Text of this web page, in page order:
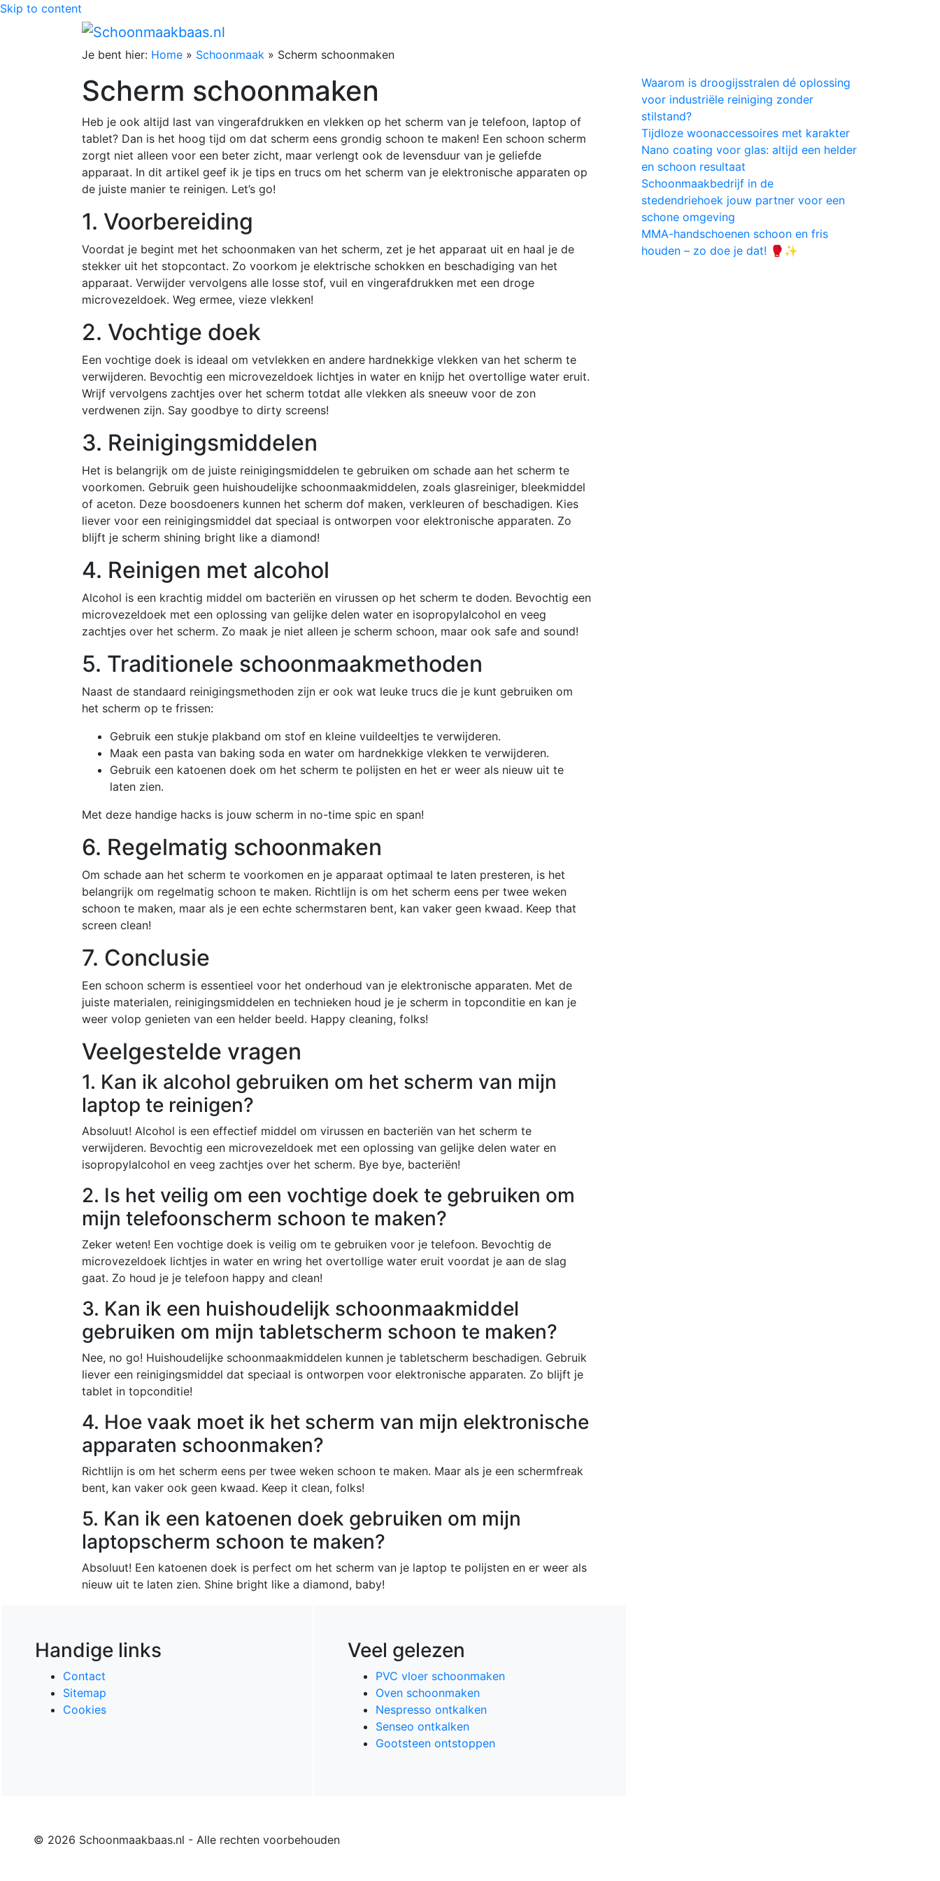
Skip to content
Je bent hier: Home » Schoonmaak » Scherm schoonmaken
Scherm schoonmaken
Heb je ook altijd last van vingerafdrukken en vlekken op het scherm van je telefoon, laptop of
tablet? Dan is het hoog tijd om dat scherm eens grondig schoon te maken! Een schoon scherm
zorgt niet alleen voor een beter zicht, maar verlengt ook de levensduur van je geliefde
apparaat. In dit artikel geef ik je tips en trucs om het scherm van je elektronische apparaten op
de juiste manier te reinigen. Let’s go!
1. Voorbereiding
Voordat je begint met het schoonmaken van het scherm, zet je het apparaat uit en haal je de
stekker uit het stopcontact. Zo voorkom je elektrische schokken en beschadiging van het
apparaat. Verwijder vervolgens alle losse stof, vuil en vingerafdrukken met een droge
microvezeldoek. Weg ermee, vieze vlekken!
2. Vochtige doek
Een vochtige doek is ideaal om vetvlekken en andere hardnekkige vlekken van het scherm te
verwijderen. Bevochtig een microvezeldoek lichtjes in water en knijp het overtollige water eruit.
Wrijf vervolgens zachtjes over het scherm totdat alle vlekken als sneeuw voor de zon
verdwenen zijn. Say goodbye to dirty screens!
3. Reinigingsmiddelen
Het is belangrijk om de juiste reinigingsmiddelen te gebruiken om schade aan het scherm te
voorkomen. Gebruik geen huishoudelijke schoonmaakmiddelen, zoals glasreiniger, bleekmiddel
of aceton. Deze boosdoeners kunnen het scherm dof maken, verkleuren of beschadigen. Kies
liever voor een reinigingsmiddel dat speciaal is ontworpen voor elektronische apparaten. Zo
blijft je scherm shining bright like a diamond!
4. Reinigen met alcohol
Alcohol is een krachtig middel om bacteriën en virussen op het scherm te doden. Bevochtig een
microvezeldoek met een oplossing van gelijke delen water en isopropylalcohol en veeg
zachtjes over het scherm. Zo maak je niet alleen je scherm schoon, maar ook safe and sound!
5. Traditionele schoonmaakmethoden
Naast de standaard reinigingsmethoden zijn er ook wat leuke trucs die je kunt gebruiken om
het scherm op te frissen:
Gebruik een stukje plakband om stof en kleine vuildeeltjes te verwijderen.
Maak een pasta van baking soda en water om hardnekkige vlekken te verwijderen.
Gebruik een katoenen doek om het scherm te polijsten en het er weer als nieuw uit te
laten zien.
Met deze handige hacks is jouw scherm in no-time spic en span!
6. Regelmatig schoonmaken
Om schade aan het scherm te voorkomen en je apparaat optimaal te laten presteren, is het
belangrijk om regelmatig schoon te maken. Richtlijn is om het scherm eens per twee weken
schoon te maken, maar als je een echte schermstaren bent, kan vaker geen kwaad. Keep that
screen clean!
7. Conclusie
Een schoon scherm is essentieel voor het onderhoud van je elektronische apparaten. Met de
juiste materialen, reinigingsmiddelen en technieken houd je je scherm in topconditie en kan je
weer volop genieten van een helder beeld. Happy cleaning, folks!
Veelgestelde vragen
1. Kan ik alcohol gebruiken om het scherm van mijn
laptop te reinigen?
Absoluut! Alcohol is een effectief middel om virussen en bacteriën van het scherm te
verwijderen. Bevochtig een microvezeldoek met een oplossing van gelijke delen water en
isopropylalcohol en veeg zachtjes over het scherm. Bye bye, bacteriën!
2. Is het veilig om een vochtige doek te gebruiken om
mijn telefoonscherm schoon te maken?
Zeker weten! Een vochtige doek is veilig om te gebruiken voor je telefoon. Bevochtig de
microvezeldoek lichtjes in water en wring het overtollige water eruit voordat je aan de slag
gaat. Zo houd je je telefoon happy and clean!
3. Kan ik een huishoudelijk schoonmaakmiddel
gebruiken om mijn tabletscherm schoon te maken?
Nee, no go! Huishoudelijke schoonmaakmiddelen kunnen je tabletscherm beschadigen. Gebruik
liever een reinigingsmiddel dat speciaal is ontworpen voor elektronische apparaten. Zo blijft je
tablet in topconditie!
4. Hoe vaak moet ik het scherm van mijn elektronische
apparaten schoonmaken?
Richtlijn is om het scherm eens per twee weken schoon te maken. Maar als je een schermfreak
bent, kan vaker ook geen kwaad. Keep it clean, folks!
5. Kan ik een katoenen doek gebruiken om mijn
laptopscherm schoon te maken?
Absoluut! Een katoenen doek is perfect om het scherm van je laptop te polijsten en er weer als
nieuw uit te laten zien. Shine bright like a diamond, baby!
Waarom is droogijsstralen dé oplossing
voor industriële reiniging zonder
stilstand?
Tijdloze woonaccessoires met karakter
Nano coating voor glas: altijd een helder
en schoon resultaat
Schoonmaakbedrijf in de
stedendriehoek jouw partner voor een
schone omgeving
MMA-handschoenen schoon en fris
houden – zo doe je dat! 🥊✨
Handige links
Contact
Sitemap
Cookies
Veel gelezen
PVC vloer schoonmaken
Oven schoonmaken
Nespresso ontkalken
Senseo ontkalken
Gootsteen ontstoppen
© 2026 Schoonmaakbaas.nl - Alle rechten voorbehouden